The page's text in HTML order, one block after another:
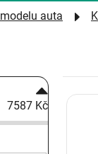
auta
7587 Kč
V